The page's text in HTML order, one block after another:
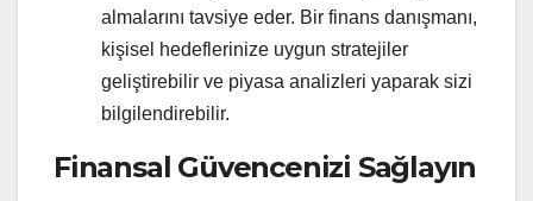
almalarını tavsiye eder. Bir finans danışmanı,
kişisel hedeflerinize uygun stratejiler
geliştirebilir ve piyasa analizleri yaparak sizi
bilgilendirebilir.
Finansal Güvencenizi Sağlayın